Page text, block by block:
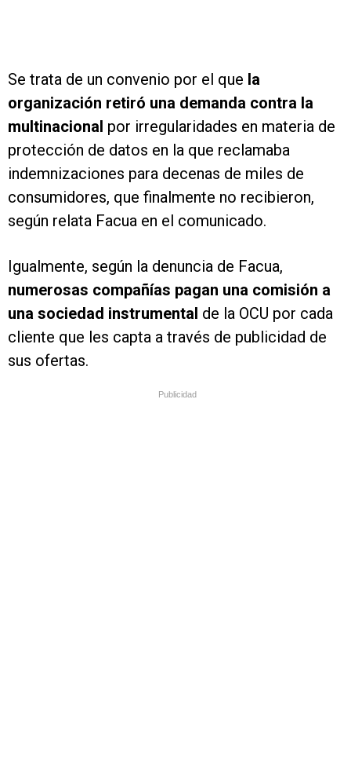
Se trata de un convenio por el que la
organización retiró una demanda contra la
multinacional por irregularidades en materia de
protección de datos en la que reclamaba
indemnizaciones para decenas de miles de
consumidores, que finalmente no recibieron,
según relata Facua en el comunicado.
Igualmente, según la denuncia de Facua,
numerosas compañías pagan una comisión a
una sociedad instrumental de la OCU por cada
cliente que les capta a través de publicidad de
sus ofertas.
Publicidad